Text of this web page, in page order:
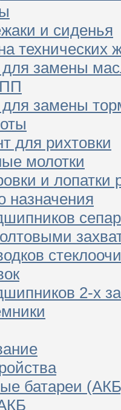
и сиденья
технических
для замены
для замены
для рихтовки
молотки
и лопатки
назначения
2-х
батареи